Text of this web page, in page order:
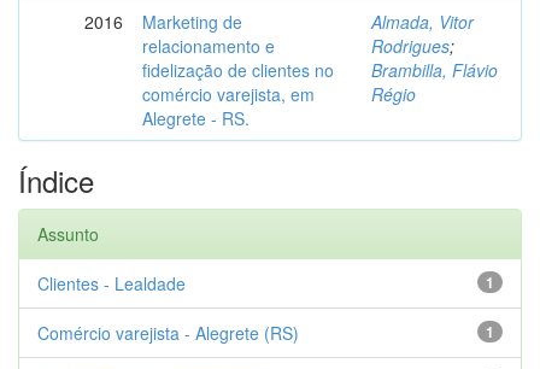
2016
Marketing de
relacionamento e
fidelização de clientes no
comércio varejista, em
Alegrete - RS.
Almada, Vitor
Rodrigues;
Brambilla, Flávio
Régio
Índice
Assunto
1
Clientes - Lealdade
1
Comércio varejista - Alegrete (RS)